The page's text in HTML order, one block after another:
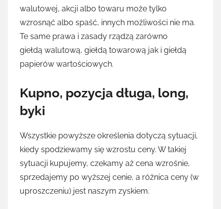
walutowej, akcji albo towaru może tylko
wzrosnąć albo spaść, innych możliwości nie ma.
Te same prawa i zasady rządzą zarówno
giełdą walutową, giełdą towarową jak i giełdą
papierów wartościowych.
Kupno, pozycja długa, long,
byki
Wszystkie powyższe określenia dotyczą sytuacji,
kiedy spodziewamy się wzrostu ceny. W takiej
sytuacji kupujemy, czekamy aż cena wzrośnie,
sprzedajemy po wyższej cenie, a różnica ceny (w
uproszczeniu) jest naszym zyskiem.